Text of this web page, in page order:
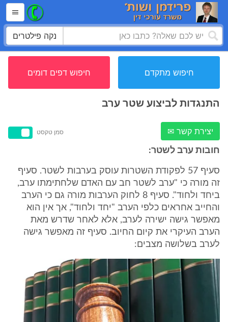
נקה פילטרים
חיפוש מתקדם חיפוש דפים דומים
התנגדות לביצוע שטר ערב
יצירת קשר ✉ סמן טקסט
חובות ערב לשטר:
סעיף 57 לפקודת השטרות עוסק בערבות לשטר. סעיף
זה מורה כי "ערב לשטר חב עם האדם שלחתימתו ערב,
ביחד ולחוד". סעיף 8 לחוק הערבות מורה גם כי הערב
והחייב אחראים כלפי הערב "יחד ולחוד", אך אין הוא
מאפשר גישה ישירה לערב, אלא לאחר שדרש מאת
הערב העיקרי את קיום החיוב. סעיף זה מאפשר גישה
לערב בשלושה מצבים: